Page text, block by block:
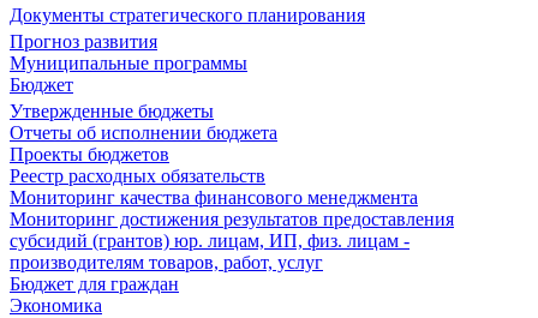
Документы стратегического планирования
Прогноз развития
Муниципальные программы
Бюджет
Утвержденные бюджеты
Отчеты об исполнении бюджета
Проекты бюджетов
Реестр расходных обязательств
Мониторинг качества финансового менеджмента
Мониторинг достижения результатов предоставления
субсидий (грантов) юр. лицам, ИП, физ. лицам -
производителям товаров, работ, услуг
Бюджет для граждан
Экономика